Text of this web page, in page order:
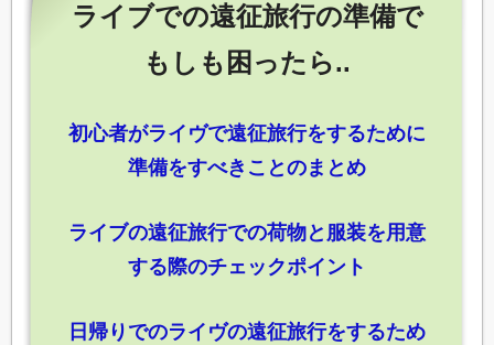
ライブでの遠征旅行の準備で
もしも困ったら..
初心者がライヴで遠征旅行をするために
準備をすべきことのまとめ
ライブの遠征旅行での荷物と服装を用意
する際のチェックポイント
日帰りでのライヴの遠征旅行をするため